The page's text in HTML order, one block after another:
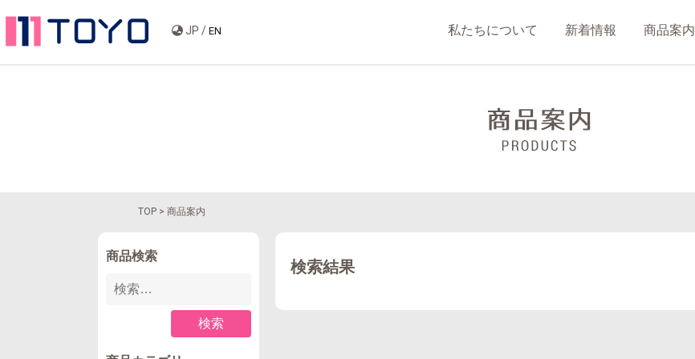
JP / EN 私たちについて 新着情報 商品案内
TOP > 商品案内
商品検索
検索
検索結果